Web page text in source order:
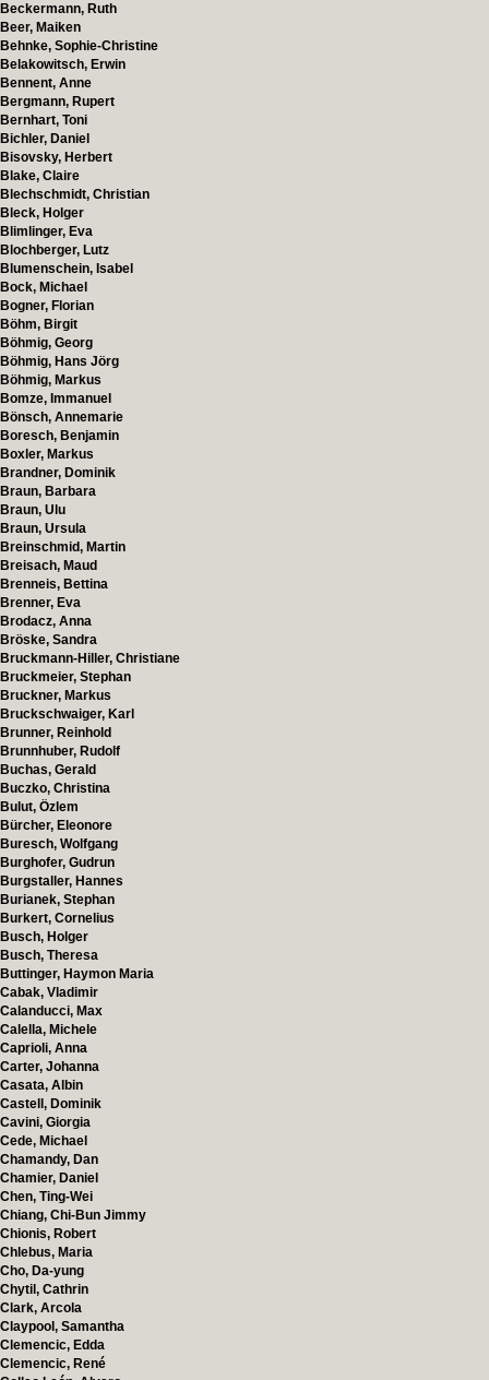
Beckermann, Ruth
Beer, Maiken
Behnke, Sophie-Christine
Belakowitsch, Erwin
Bennent, Anne
Bergmann, Rupert
Bernhart, Toni
Bichler, Daniel
Bisovsky, Herbert
Blake, Claire
Blechschmidt, Christian
Bleck, Holger
Blimlinger, Eva
Blochberger, Lutz
Blumenschein, Isabel
Bock, Michael
Bogner, Florian
Böhm, Birgit
Böhmig, Georg
Böhmig, Hans Jörg
Böhmig, Markus
Bomze, Immanuel
Bönsch, Annemarie
Boresch, Benjamin
Boxler, Markus
Brandner, Dominik
Braun, Barbara
Braun, Ulu
Braun, Ursula
Breinschmid, Martin
Breisach, Maud
Brenneis, Bettina
Brenner, Eva
Brodacz, Anna
Bröske, Sandra
Bruckmann-Hiller, Christiane
Bruckmeier, Stephan
Bruckner, Markus
Bruckschwaiger, Karl
Brunner, Reinhold
Brunnhuber, Rudolf
Buchas, Gerald
Buczko, Christina
Bulut, Özlem
Bürcher, Eleonore
Buresch, Wolfgang
Burghofer, Gudrun
Burgstaller, Hannes
Burianek, Stephan
Burkert, Cornelius
Busch, Holger
Busch, Theresa
Buttinger, Haymon Maria
Cabak, Vladimir
Calanducci, Max
Calella, Michele
Caprioli, Anna
Carter, Johanna
Casata, Albin
Castell, Dominik
Cavini, Giorgia
Cede, Michael
Chamandy, Dan
Chamier, Daniel
Chen, Ting-Wei
Chiang, Chi-Bun Jimmy
Chionis, Robert
Chlebus, Maria
Cho, Da-yung
Chytil, Cathrin
Clark, Arcola
Claypool, Samantha
Clemencic, Edda
Clemencic, René